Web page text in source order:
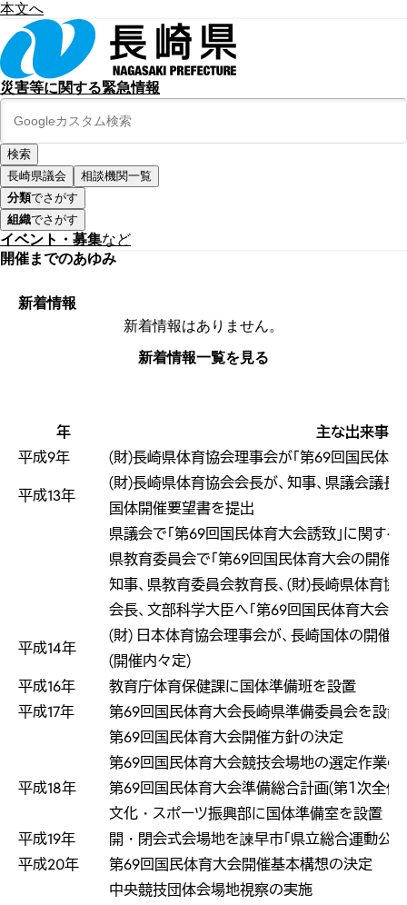
本文へ
災害等に関する緊急情報
長崎県議会
相談機関一覧
分類でさがす
組織でさがす
イベント・募集など
開催までのあゆみ
新着情報
新着情報はありません。
新着情報一覧を見る
年
主な出来事
平成9年
(財)長崎県体育協会理事会が「第69回国民体育
平成13年
(財)長崎県体育協会会長が、知事、県議会議長
国体開催要望書を提出
県議会で「第69回国民体育大会誘致」に関する
県教育委員会で「第69回国民体育大会の開催
知事、県教育委員会教育長、(財)長崎県体育協
会長、文部科学大臣へ「第69回国民体育大会
平成14年
(財) 日本体育協会理事会が、長崎国体の開催
(開催内々定)
平成16年
教育庁体育保健課に国体準備班を設置
平成17年
第69回国民体育大会長崎県準備委員会を設置
第69回国民体育大会開催方針の決定
第69回国民体育大会競技会場地の選定作業の
平成18年
第69回国民体育大会準備総合計画(第１次全体
文化・スポーツ振興部に国体準備室を設置
平成19年
開・閉会式会場地を諫早市「県立総合運動公
平成20年
第69回国民体育大会開催基本構想の決定
中央競技団体会場地視察の実施